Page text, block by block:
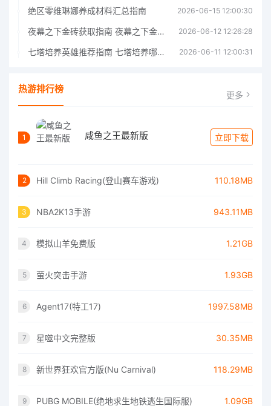
绝区零维琳娜养成材料汇总指南 2026-06-15 12:00:30
夜幕之下金砖获取指南 夜幕之下金砖获取方法 2026-06-12 12:26:28
七塔培养英雄推荐指南 七塔培养哪个英雄好 2026-06-11 12:00:31
热游排行榜 更多
1 咸鱼之王最新版 立即下载
2 Hill Climb Racing(登山赛车游戏) 110.18MB
3 NBA2K13手游 943.11MB
4 模拟山羊免费版 1.21GB
5 萤火突击手游 1.93GB
6 Agent17(特工17) 1997.58MB
7 星噬中文完整版 30.35MB
8 新世界狂欢官方版(Nu Carnival) 118.29MB
9 PUBG MOBILE(绝地求生地铁逃生国际服) 1.09GB